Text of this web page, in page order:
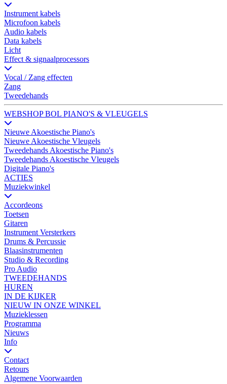
Instrument kabels
Microfoon kabels
Audio kabels
Data kabels
Licht
Effect & signaalprocessors
Vocal / Zang effecten
Zang
Tweedehands
WEBSHOP BOL PIANO'S & VLEUGELS
Nieuwe Akoestische Piano's
Nieuwe Akoestische Vleugels
Tweedehands Akoestische Piano's
Tweedehands Akoestische Vleugels
Digitale Piano's
ACTIES
Muziekwinkel
Accordeons
Toetsen
Gitaren
Instrument Versterkers
Drums & Percussie
Blaasinstrumenten
Studio & Recording
Pro Audio
TWEEDEHANDS
HUREN
IN DE KIJKER
NIEUW IN ONZE WINKEL
Muzieklessen
Programma
Nieuws
Info
Contact
Retours
Algemene Voorwaarden